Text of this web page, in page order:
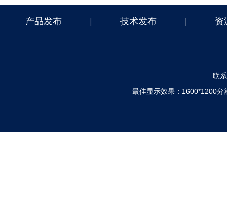
产品发布 技术发布 资
联
最佳显示效果：1600*1200